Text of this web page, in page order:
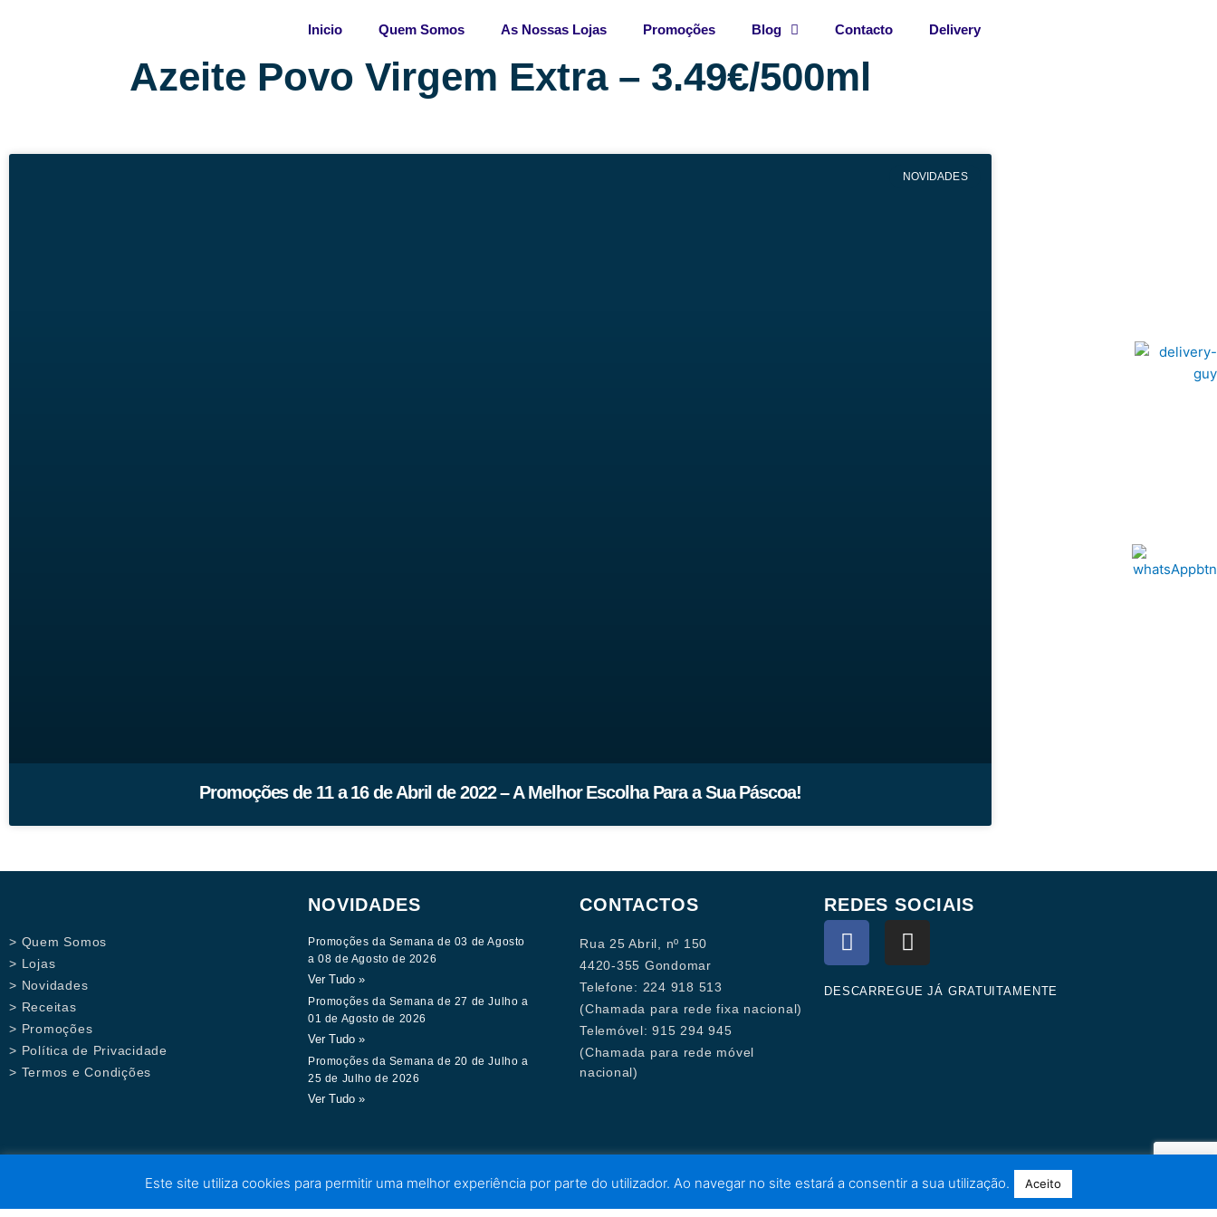
Inicio Quem Somos As Nossas Lojas Promoções Blog Contacto Delivery
Azeite Povo Virgem Extra – 3.49€/500ml
NOVIDADES
Promoções de 11 a 16 de Abril de 2022 – A Melhor Escolha Para a Sua Páscoa!
> Quem Somos
> Lojas
> Novidades
> Receitas
> Promoções
> Política de Privacidade
> Termos e Condições
NOVIDADES
Promoções da Semana de 03 de Agosto
a 08 de Agosto de 2026
Ver Tudo »
Promoções da Semana de 27 de Julho a
01 de Agosto de 2026
Ver Tudo »
Promoções da Semana de 20 de Julho a
25 de Julho de 2026
Ver Tudo »
CONTACTOS
Rua 25 Abril, nº 150
4420-355 Gondomar
Telefone: 224 918 513
(Chamada para rede fixa nacional)
Telemóvel: 915 294 945
(Chamada para rede móvel
nacional)
REDES SOCIAIS
F
a
c
e
I
n
s
t
DESCARREGUE JÁ GRATUITAMENTE
Este site utiliza cookies para permitir uma melhor experiência por parte do utilizador. Ao navegar no site estará a consentir a sua utilização. Aceito